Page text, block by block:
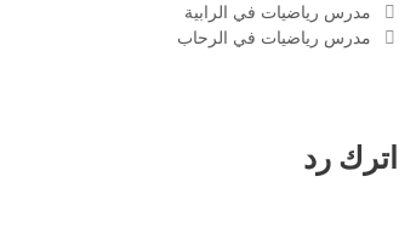
مدرس رياضيات في الرابية
مدرس رياضيات في الرحاب
اترك رد